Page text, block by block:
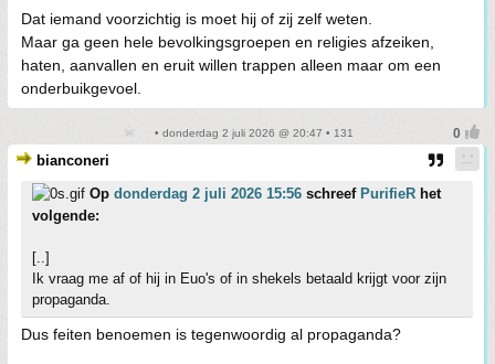
Dat iemand voorzichtig is moet hij of zij zelf weten.
Maar ga geen hele bevolkingsgroepen en religies afzeiken,
haten, aanvallen en eruit willen trappen alleen maar om een
onderbuikgevoel.
• donderdag 2 juli 2026 @ 20:47 • 131
bianconeri
Op donderdag 2 juli 2026 15:56 schreef PurifieR het
volgende:
[..]
Ik vraag me af of hij in Euo's of in shekels betaald krijgt voor zijn
propaganda.
Dus feiten benoemen is tegenwoordig al propaganda?